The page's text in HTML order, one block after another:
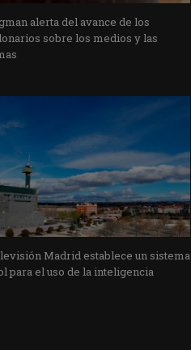
alerta del avance de los
sobre los medios y las
Madrid establece un sistema
para el uso de la inteligencia